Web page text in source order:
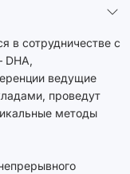
в сотрудничестве с
DHA,
ведущие
проведут
методы